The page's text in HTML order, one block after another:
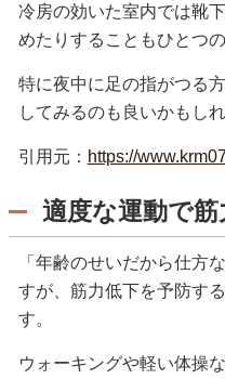
冷房の効いた室内では靴
めたりすることもひとつの
特に夜中に足の指がつる
してみるのも良いかもしれ
引用元： https://
適度な運動で
「年齢のせいだから仕方
すが、筋力低下を予防す
す。
ウォーキングや軽い体操